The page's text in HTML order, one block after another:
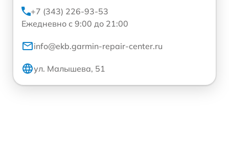
+7 (343) 226-93-53
Ежедневно с 9:00 до 21:00
info@ekb.garmin-repair-center.ru
ул. Малышева, 51